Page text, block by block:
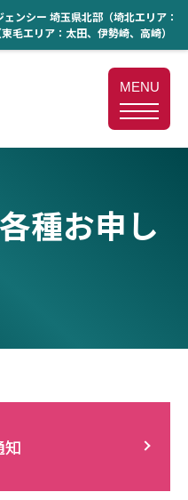
ンシー 埼玉県北部（埼北エリア：
毛エリア：太田、伊勢崎、高崎）
MENU
種お申し
知